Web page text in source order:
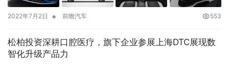
2022年7月2日 • 前瞻汽车 553
松柏投资深耕口腔医疗，旗下企业参展上海DTC展现数
智化升级产品力